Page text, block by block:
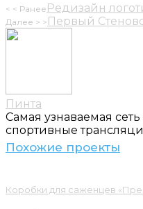
Редизайн
Первый
Пинта
Самая узнаваемая
спортивные
Похожие проекты
Коробки для саженцев